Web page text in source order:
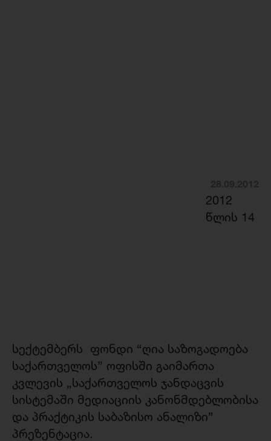
2012
წლის 14
სექტემბერს ფონდი “ღია საზოგადოება
საქართველოს” ოფისში გაიმართა
კვლევის „საქართველოს ჯანდაცვის
სისტემაში მედიაციის კანონმდებლობისა
და პრაქტიკის საბაზისო ანალიზი”
პრეზენტაცია.